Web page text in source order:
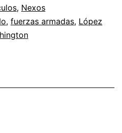
, Nexos
, fuerzas armadas, López